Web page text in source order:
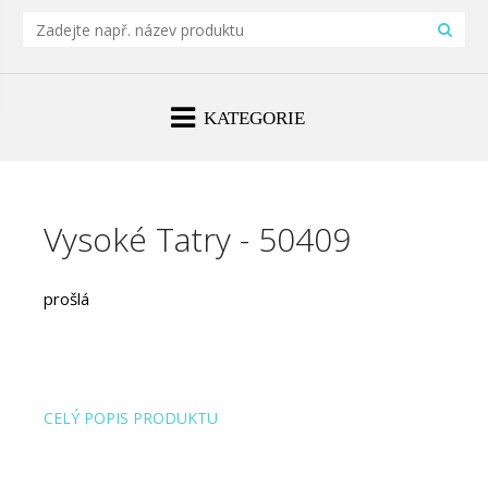
KATEGORIE
Vysoké Tatry - 50409
prošlá
CELÝ POPIS PRODUKTU